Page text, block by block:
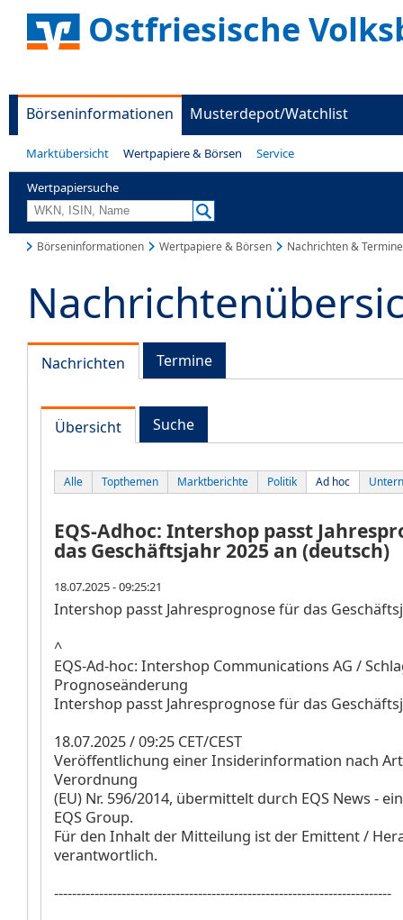
Ostfriesische
Börseninformationen Musterdepot/Watchlist
Marktübersicht Wertpapiere & Börsen Service
Wertpapiersuche
Börseninformationen Wertpapiere & Börsen Nachrichten & Termine
Nachrichten Termine
Übersicht Suche
Alle Topthemen Marktberichte Politik Ad hoc
EQS-Adhoc: Intershop passt
das Geschäftsjahr 2025 an (deutsch)
18.07.2025 - 09:25:21
Intershop passt Jahresprognose für das
^
EQS-Ad-hoc: Intershop Communications AG /
Prognoseänderung
Intershop passt Jahresprognose für das
18.07.2025 / 09:25 CET/CEST
Veröffentlichung einer Insiderinformation nach
Verordnung
(EU) Nr. 596/2014, übermittelt durch EQS News -
EQS Group.
Für den Inhalt der Mitteilung ist der Emittent /
verantwortlich.
---------------------------------------------------------------------------